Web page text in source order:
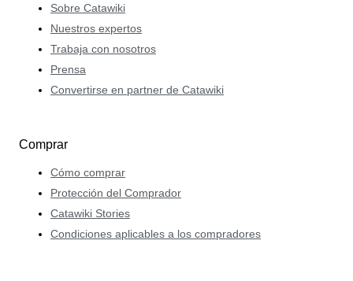
Sobre Catawiki
Nuestros expertos
Trabaja con nosotros
Prensa
Convertirse en partner de Catawiki
Comprar
Cómo comprar
Protección del Comprador
Catawiki Stories
Condiciones aplicables a los compradores